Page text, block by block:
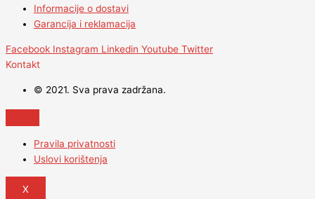
Informacije o dostavi
Garancija i reklamacija
Facebook Instagram Linkedin Youtube Twitter
Kontakt
© 2021. Sva prava zadržana.
Pravila privatnosti
Uslovi korištenja
X